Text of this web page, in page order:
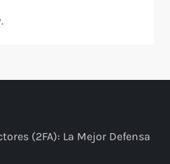
(2FA): La Mejor Defensa